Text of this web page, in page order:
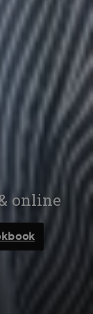
online